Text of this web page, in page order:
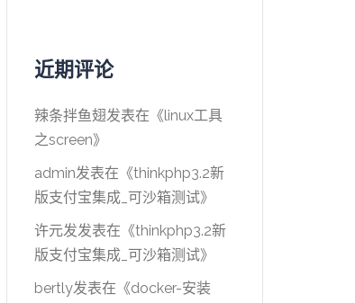
近期评论
辣条拌鱼翅发表在《linux工具
之screen》
admin发表在《thinkphp3.2新
版支付宝集成_可沙箱测试》
许元发发表在《thinkphp3.2新
版支付宝集成_可沙箱测试》
bertly发表在《docker-安装